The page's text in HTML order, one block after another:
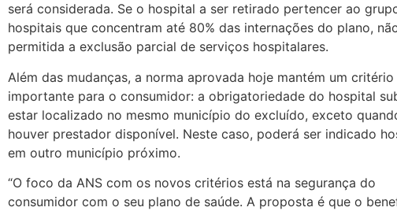
será considerada. Se o hospital a ser retirado pertencer ao
hospitais que concentram até 80% das internações do plano,
permitida a exclusão parcial de serviços hospitalares.
Além das mudanças, a norma aprovada hoje mantém um critério
importante para o consumidor: a obrigatoriedade do hospital
estar localizado no mesmo município do excluído, exceto
houver prestador disponível. Neste caso, poderá ser indicado
em outro município próximo.
“O foco da ANS com os novos critérios está na segurança do
consumidor com o seu plano de saúde. A proposta é que o